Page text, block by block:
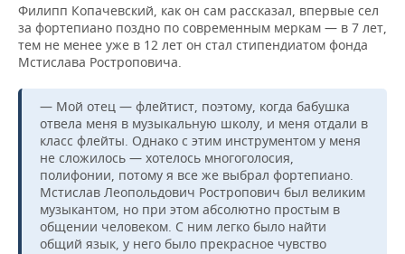
Филипп Копачевский, как он сам рассказал, впервые сел
за фортепиано поздно по современным меркам — в 7 лет,
тем не менее уже в 12 лет он стал стипендиатом фонда
Мстислава Ростроповича.
— Мой отец — флейтист, поэтому, когда бабушка
отвела меня в музыкальную школу, и меня отдали в
класс флейты. Однако с этим инструментом у меня
не сложилось — хотелось многоголосия,
полифонии, потому я все же выбрал фортепиано.
Мстислав Леопольдович Ростропович был великим
музыкантом, но при этом абсолютно простым в
общении человеком. С ним легко было найти
общий язык, у него было прекрасное чувство